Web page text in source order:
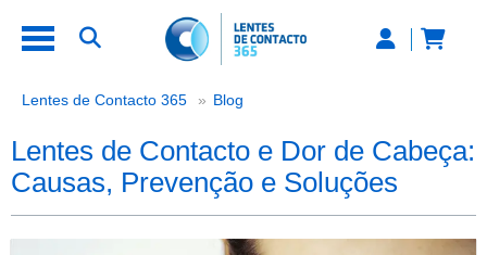
Lentes de Contacto 365 Blog
Lentes de Contacto e Dor de Cabeça:
Causas, Prevenção e Soluções